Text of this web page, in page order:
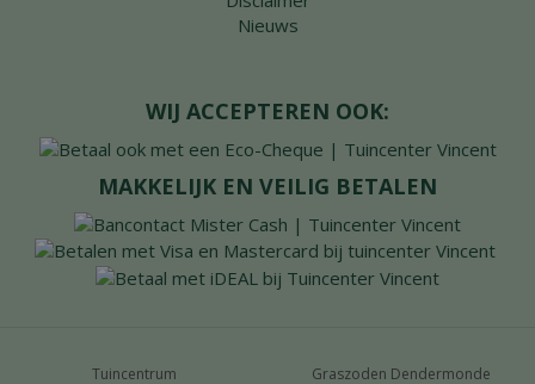
Nieuws
WIJ ACCEPTEREN OOK:
MAKKELIJK EN VEILIG BETALEN
Tuincentrum
Graszoden Dendermonde